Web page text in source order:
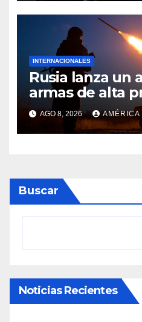
INTERNACIONALES
Rusia lanza un
armas de alta
contra la
Kiev
AGO 8, 2026 AMÉRICA
Buscar
Noticias Recientes